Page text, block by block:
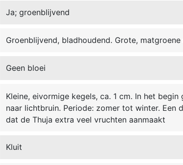
Ja; groenblijvend
Groenblijvend, bladhoudend. Grote,
Geen bloei
Kleine, eivormige kegels, ca. 1 cm. In het
naar lichtbruin. Periode: zomer tot winter. Een
dat de Thuja extra veel vruchten aanmaakt
Kluit